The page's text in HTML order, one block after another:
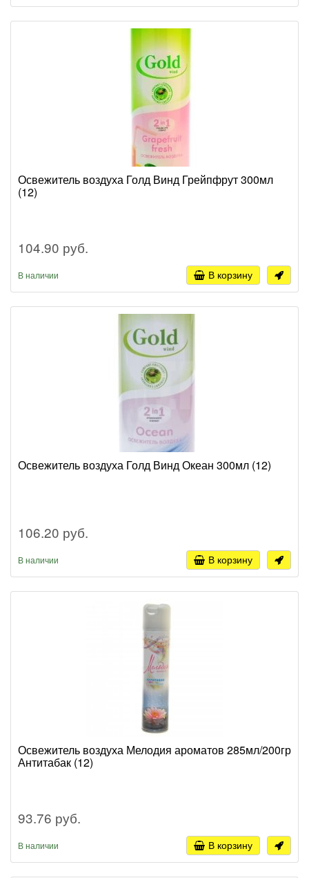
Освежитель воздуха Голд Винд Грейпфрут 300мл
(12)
104.90 руб.
В наличии В корзину
Освежитель воздуха Голд Винд Океан 300мл (12)
106.20 руб.
В наличии В корзину
Освежитель воздуха Мелодия ароматов 285мл/200гр
Антитабак (12)
93.76 руб.
В наличии В корзину